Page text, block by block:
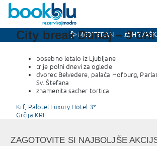
MEDITERAN
City break Dunaj – 3 dni
posebno letalo iz Ljubljane
trije polni dnevi za oglede
dvorec Belvedere, palača Hofburg,
Sv. Štefana
znamenita sacher tortica
Post
navigation
Krf, Palotel Luxury Hotel 3*
Grčija KRF
ZAGOTOVITE SI NAJBOLJŠE